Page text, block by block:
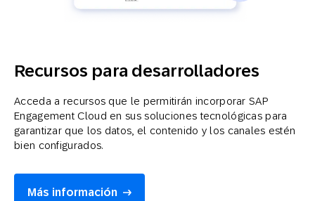
Recursos para desarrolladores
Acceda a recursos que le permitirán incorporar SAP
Engagement Cloud en sus soluciones tecnológicas para
garantizar que los datos, el contenido y los canales estén
bien configurados.
Más información